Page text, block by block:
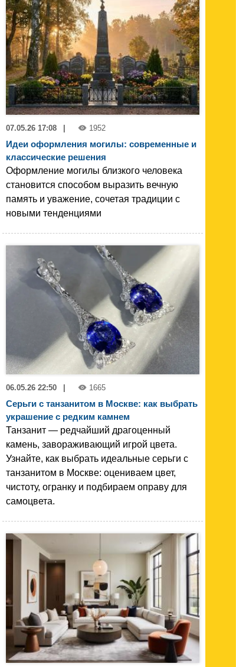
07.05.26 17:08 | 1952
Идеи оформления могилы: современные и
классические решения
Оформление могилы близкого человека
становится способом выразить вечную
память и уважение, сочетая традиции с
новыми тенденциями
06.05.26 22:50 1665
Серьги с танзанитом в Москве: как выбрать
украшение с редким камнем
Танзанит — редчайший драгоценный
камень, завораживающий игрой цвета.
Узнайте, как выбрать идеальные серьги с
танзанитом в Москве: оцениваем цвет,
чистоту, огранку и подбираем оправу для
самоцвета.